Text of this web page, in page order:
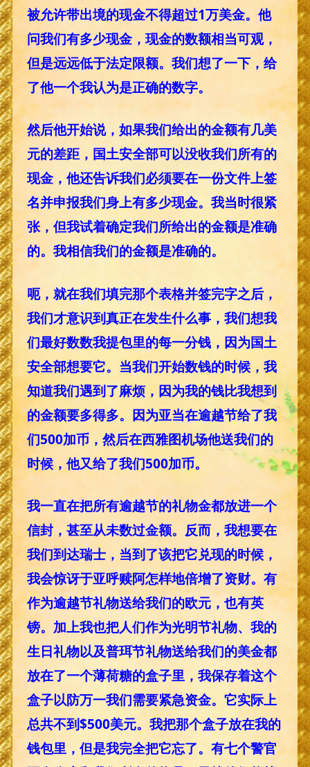
被允许带出境的现金不得超过1万美金。他
问我们有多少现金，现金的数额相当可观，
但是远远低于法定限额。我们想了一下，给
了他一个我认为是正确的数字。
然后他开始说，如果我们给出的金额有几美
元的差距，国土安全部可以没收我们所有的
现金，他还告诉我们必须要在一份文件上签
名并申报我们身上有多少现金。我当时很紧
张，但我试着确定我们所给出的金额是准确
的。我相信我们的金额是准确的。
呃，就在我们填完那个表格并签完字之后，
我们才意识到真正在发生什么事，我们想我
们最好数数我提包里的每一分钱，因为国土
安全部想要它。当我们开始数钱的时候，我
知道我们遇到了麻烦，因为我的钱比我想到
的金额要多得多。因为亚当在逾越节给了我
们500加币，然后在西雅图机场他送我们的
时候，他又给了我们500加币。
我一直在把所有逾越节的礼物金都放进一个
信封，甚至从未数过金额。反而，我想要在
我们到达瑞士，当到了该把它兑现的时候，
我会惊讶于亚呼赎阿怎样地倍增了资财。有
作为逾越节礼物送给我们的欧元，也有英
镑。加上我也把人们作为光明节礼物、我的
生日礼物以及普珥节礼物送给我们的美金都
放在了一个薄荷糖的盒子里，我保存着这个
盒子以防万一我们需要紧急资金。它实际上
总共不到$500美元。我把那个盒子放在我的
钱包里，但是我完全把它忘了。有七个警官